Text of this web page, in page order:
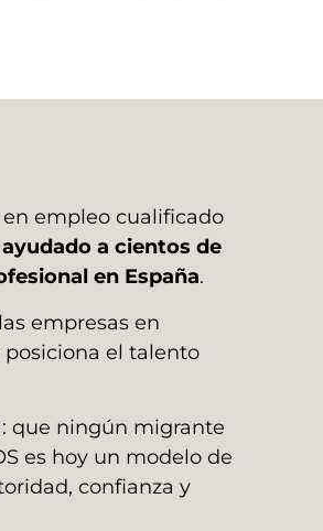
empleo cualificado
a cientos de
en España.
empresas en
el talento
que ningún migrante
es hoy un modelo de
confianza y